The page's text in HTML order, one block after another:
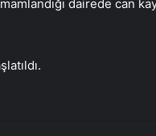
dairede can